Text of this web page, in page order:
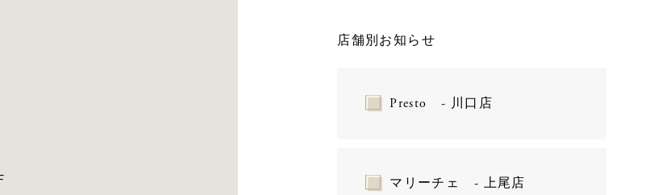
店舗別お知らせ
Presto - 川口店
マリーチェ - 上尾店